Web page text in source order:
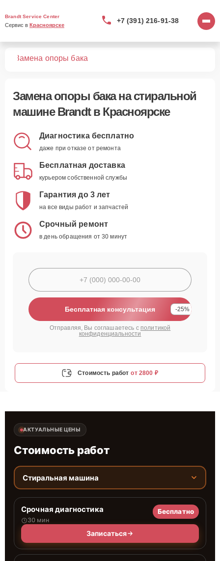
Brandt Service Center
Сервис в Красноярске
+7 (391) 216-91-38
Замена опоры бака
Замена опоры бакана стиральной
машине Brandt в Красноярске
Диагностика бесплатно
даже при отказе от ремонта
Бесплатная доставка
курьером собственной службы
Гарантия до 3 лет
на все виды работ и запчастей
Срочный ремонт
в день обращения от 30 минут
Бесплатная консультация -25%
Отправляя, Вы соглашаетесь с политикой
конфиденциальности
Стоимость работ от 2800 ₽
АКТУАЛЬНЫЕ ЦЕНЫ
Стоимость работ
Стиральная машина
Срочная диагностика
30 мин
Бесплатно
Записаться